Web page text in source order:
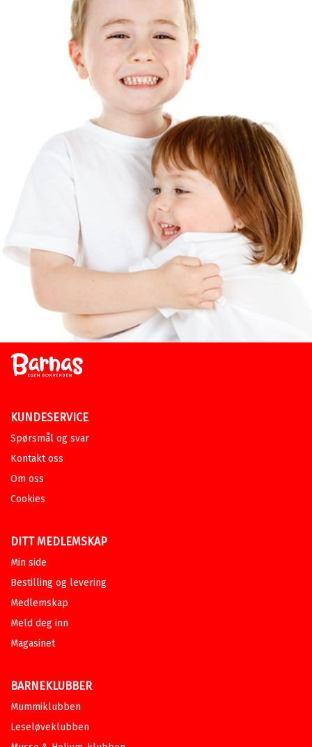
KUNDESERVICE
Spørsmål og svar
Kontakt oss
Om oss
Cookies
DITT MEDLEMSKAP
Min side
Bestilling og levering
Medlemskap
Meld deg inn
Magasinet
BARNEKLUBBER
Mummiklubben
Leseløveklubben